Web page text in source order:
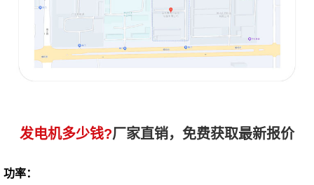
发电机多少钱?厂家直销，免费获取最新报价
功率：